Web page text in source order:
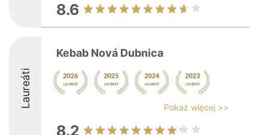
8.6
Laureáti
Kebab Nová Dubnica
Pokaż więcej >>
8.2